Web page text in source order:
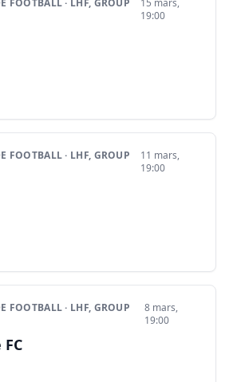
FOOTBALL · LHF, GROUP
15 mars,
19:00
FOOTBALL · LHF, GROUP
11 mars,
19:00
FOOTBALL · LHF, GROUP
8 mars,
19:00